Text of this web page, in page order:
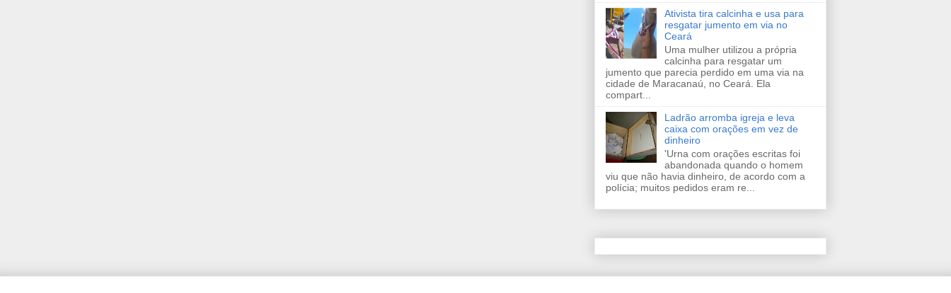
Ativista tira calcinha e usa para
resgatar jumento em via no
Ceará
Uma mulher utilizou a própria
calcinha para resgatar um
jumento que parecia perdido em uma via na
cidade de Maracanaú, no Ceará. Ela
compart...
Ladrão arromba igreja e leva
caixa com orações em vez de
dinheiro
'Urna com orações escritas foi
abandonada quando o homem
viu que não havia dinheiro, de acordo com a
polícia; muitos pedidos eram re...